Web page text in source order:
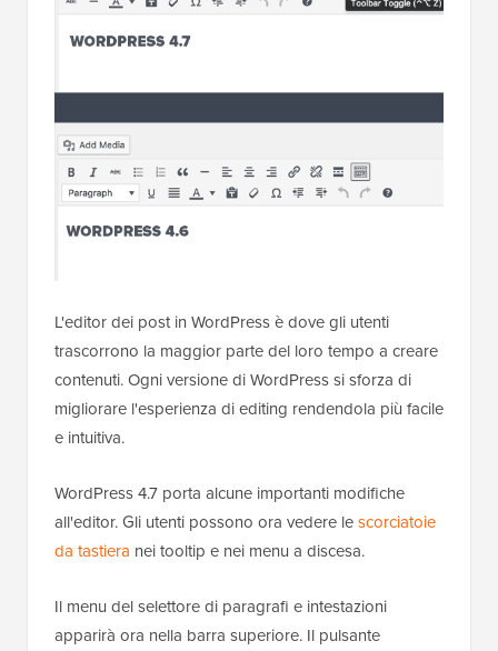
L'editor dei post in WordPress è dove gli utenti
trascorrono la maggior parte del loro tempo a creare
contenuti. Ogni versione di WordPress si sforza di
migliorare l'esperienza di editing rendendola più facile
e intuitiva.
WordPress 4.7 porta alcune importanti modifiche
all'editor. Gli utenti possono ora vedere lescorciatoie
da tastiera nei tooltip e nei menu a discesa.
Il menu del selettore di paragrafi e intestazioni
apparirà ora nella barra superiore. Il pulsante